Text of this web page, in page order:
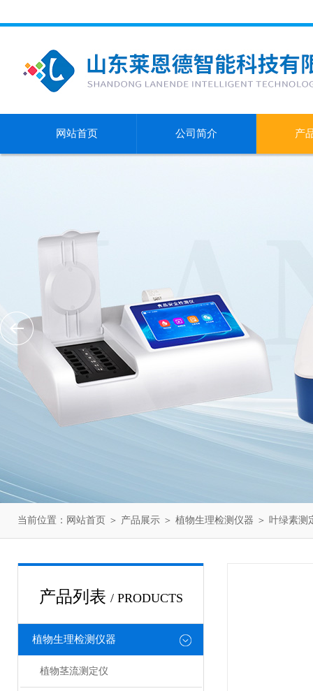
网站首页 公司简介 产
当前位置： 网站首页 ＞ 产品展示 ＞ 植物生理检测仪器 ＞ 叶绿素测
产品列表 / PRODUCTS
植物生理检测仪器
植物茎流测定仪